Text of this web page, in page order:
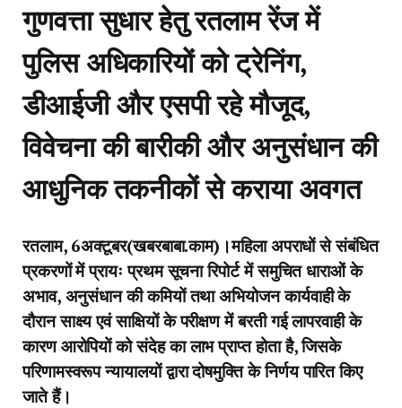
गुणवत्ता सुधार हेतु रतलाम रेंज में
पुलिस अधिकारियों को ट्रेनिंग,
डीआईजी और एसपी रहे मौजूद,
विवेचना की बारीकी और अनुसंधान की
आधुनिक तकनीकों से कराया अवगत
रतलाम, 6अक्टूबर(खबरबाबा.काम)।महिला अपराधों से संबंधित
प्रकरणों में प्रायः प्रथम सूचना रिपोर्ट में समुचित धाराओं के
अभाव, अनुसंधान की कमियों तथा अभियोजन कार्यवाही के
दौरान साक्ष्य एवं साक्षियों के परीक्षण में बरती गई लापरवाही के
कारण आरोपियों को संदेह का लाभ प्राप्त होता है, जिसके
परिणामस्वरूप न्यायालयों द्वारा दोषमुक्ति के निर्णय पारित किए
जाते हैं।